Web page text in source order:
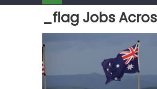
_flag Jobs